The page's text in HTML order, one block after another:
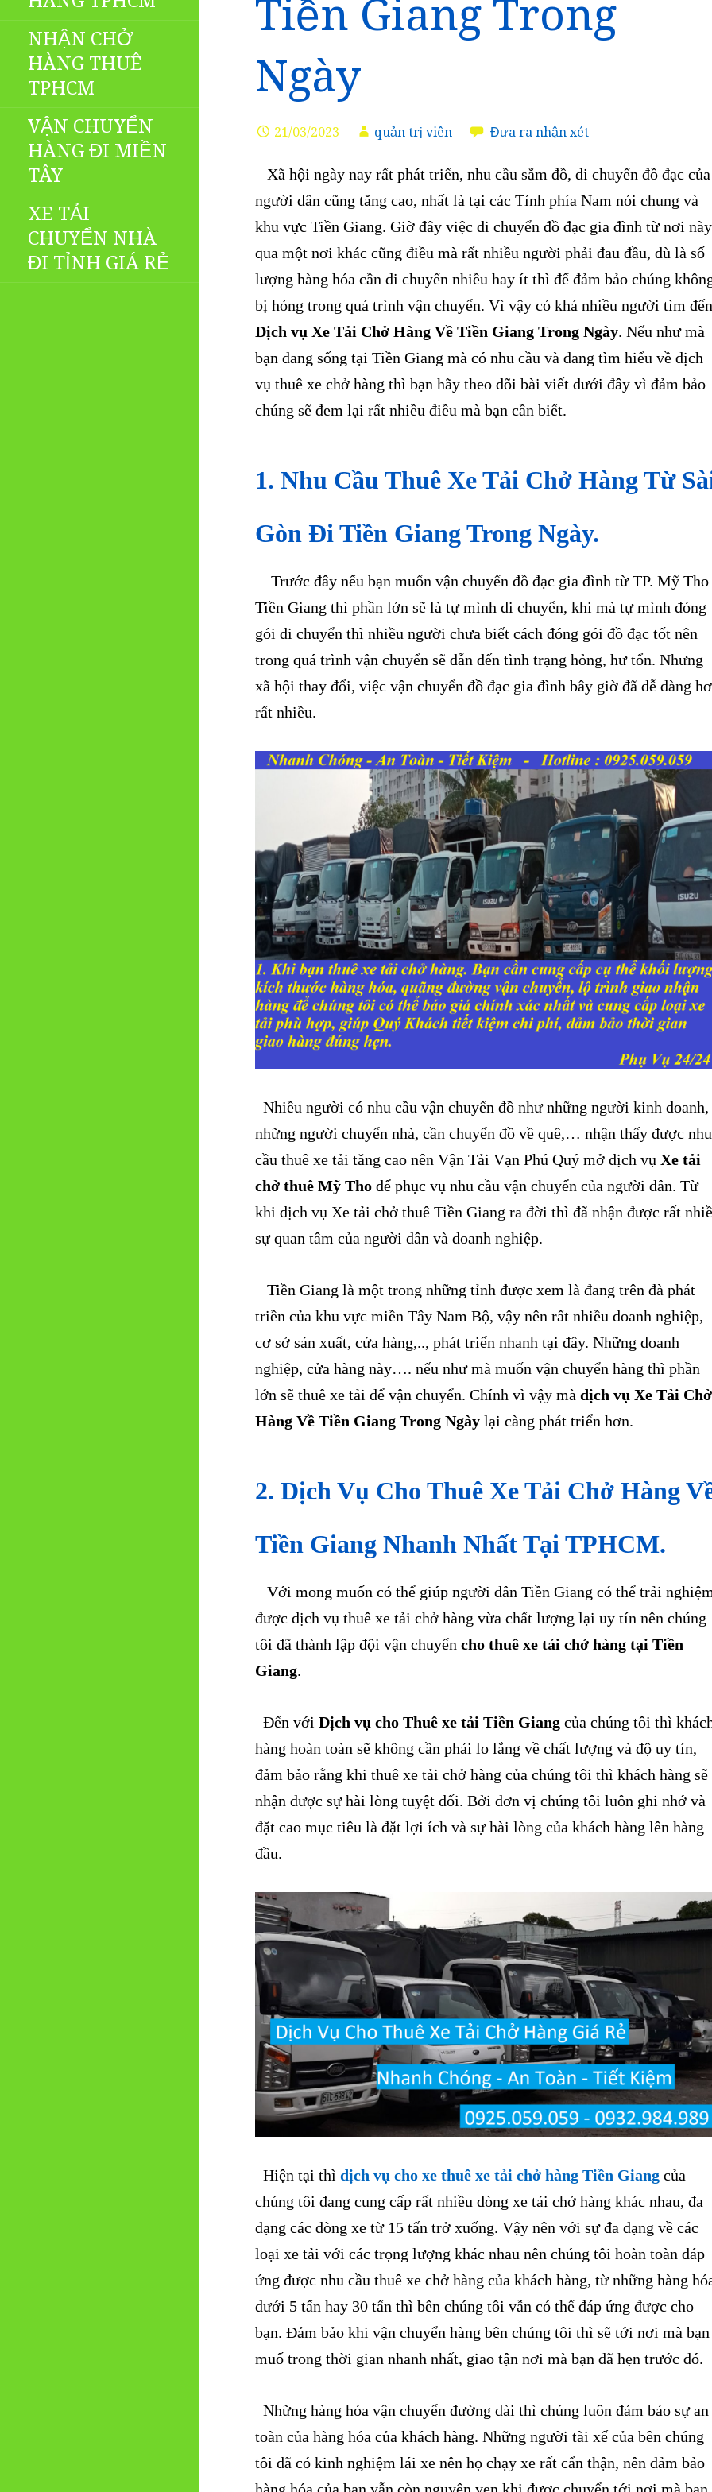
NHẬN CHỞ
HÀNG THUÊ
TPHCM
VẬN CHUYỂN
HÀNG ĐI MIỀN
TÂY
XE TẢI
CHUYỂN NHÀ
ĐI TỈNH GIÁ RẺ
Tiền Giang Trong
Ngày
21/03/2023 quản trị viên Đưa ra nhận xét
Xã hội ngày nay rất phát triển, nhu cầu sắm đồ, di chuyển đồ đạc của
người dân cũng tăng cao, nhất là tại các Tỉnh phía Nam nói chung và
khu vực Tiền Giang. Giờ đây việc di chuyển đồ đạc gia đình từ nơi này
qua một nơi khác cũng điều mà rất nhiều người phải đau đầu, dù là số
lượng hàng hóa cần di chuyển nhiều hay ít thì để đảm bảo chúng
bị hỏng trong quá trình vận chuyển. Vì vậy có khá nhiều người tìm đến
Dịch vụ Xe Tải Chở Hàng Về Tiền Giang Trong Ngày. Nếu như mà
bạn đang sống tại Tiền Giang mà có nhu cầu và đang tìm hiểu về dịch
vụ thuê xe chở hàng thì bạn hãy theo dõi bài viết dưới đây vì đảm bảo
chúng sẽ đem lại rất nhiều điều mà bạn cần biết.
1. Nhu Cầu Thuê Xe Tải Chở Hàng Từ
Gòn Đi Tiền Giang Trong Ngày.
Trước đây nếu bạn muốn vận chuyển đồ đạc gia đình từ TP. Mỹ Tho
Tiền Giang thì phần lớn sẽ là tự mình di chuyển, khi mà tự mình đóng
gói di chuyển thì nhiều người chưa biết cách đóng gói đồ đạc tốt nên
trong quá trình vận chuyển sẽ dẫn đến tình trạng hỏng, hư tổn. Nhưng
xã hội thay đổi, việc vận chuyển đồ đạc gia đình bây giờ đã dễ dàng
rất nhiều.
Nhiều người có nhu cầu vận chuyển đồ như những người kinh doanh,
những người chuyển nhà, cần chuyển đồ về quê,… nhận thấy được nhu
cầu thuê xe tải tăng cao nên Vận Tải Vạn Phú Quý mở dịch vụ Xe tải
chở thuê Mỹ Tho để phục vụ nhu cầu vận chuyển của người dân. Từ
khi dịch vụ Xe tải chở thuê Tiền Giang ra đời thì đã nhận được rất
sự quan tâm của người dân và doanh nghiệp.
Tiền Giang là một trong những tỉnh được xem là đang trên đà phát
triền của khu vực miền Tây Nam Bộ, vậy nên rất nhiều doanh nghiệp,
cơ sở sản xuất, cửa hàng,.., phát triển nhanh tại đây. Những doanh
nghiệp, cửa hàng này…. nếu như mà muốn vận chuyển hàng thì phần
lớn sẽ thuê xe tải để vận chuyển. Chính vì vậy mà dịch vụ Xe Tải Chở
Hàng Về Tiền Giang Trong Ngày lại càng phát triển hơn.
2. Dịch Vụ Cho Thuê Xe Tải Chở Hàng
Tiền Giang Nhanh Nhất Tại TPHCM.
Với mong muốn có thể giúp người dân Tiền Giang có thể trải
được dịch vụ thuê xe tải chở hàng vừa chất lượng lại uy tín nên chúng
tôi đã thành lập đội vận chuyển cho thuê xe tải chở hàng tại Tiền
Giang.
Đến với Dịch vụ cho Thuê xe tải Tiền Giang của chúng tôi thì
hàng hoàn toàn sẽ không cần phải lo lắng về chất lượng và độ uy tín,
đảm bảo rằng khi thuê xe tải chở hàng của chúng tôi thì khách hàng sẽ
nhận được sự hài lòng tuyệt đối. Bởi đơn vị chúng tôi luôn ghi nhớ và
đặt cao mục tiêu là đặt lợi ích và sự hài lòng của khách hàng lên hàng
đầu.
Hiện tại thì dịch vụ cho xe thuê xe tải chở hàng Tiền Giang của
chúng tôi đang cung cấp rất nhiều dòng xe tải chở hàng khác nhau, đa
dạng các dòng xe từ 15 tấn trở xuống. Vậy nên với sự đa dạng về các
loại xe tải với các trọng lượng khác nhau nên chúng tôi hoàn toàn đáp
ứng được nhu cầu thuê xe chở hàng của khách hàng, từ những hàng
dưới 5 tấn hay 30 tấn thì bên chúng tôi vẫn có thể đáp ứng được cho
bạn. Đảm bảo khi vận chuyển hàng bên chúng tôi thì sẽ tới nơi mà bạn
muố trong thời gian nhanh nhất, giao tận nơi mà bạn đã hẹn trước đó.
Những hàng hóa vận chuyển đường dài thì chúng luôn đảm bảo sự an
toàn của hàng hóa của khách hàng. Những người tài xế của bên chúng
tôi đã có kinh nghiệm lái xe nên họ chạy xe rất cẩn thận, nên đảm bảo